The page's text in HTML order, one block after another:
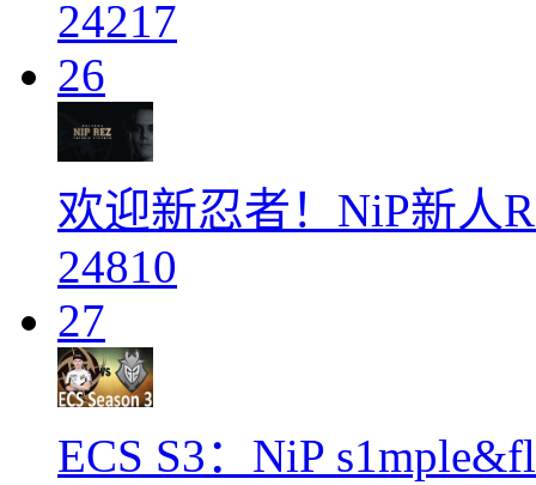
24217
26
欢迎新忍者！NiP新人
24810
27
ECS S3：NiP